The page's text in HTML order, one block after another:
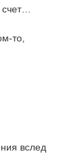
то,
вслед